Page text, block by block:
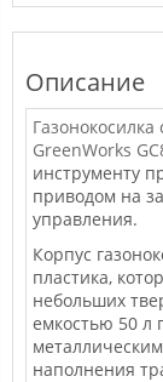
Описание
GreenWorks
инструменту
приводом на
управления.
Корпус
пластика,
небольших
емкостью 50 л
наполнения